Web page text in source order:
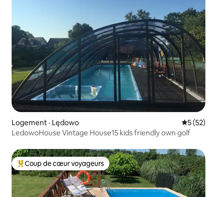
Logement · Lędowo Note
5 (52)
LedowoHouse Vintage House15 kids friendly own golf
Coup de cœur voyageurs parmi les plus aimés
Coup de cœur voyageurs